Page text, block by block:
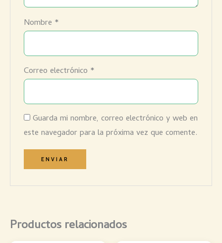
Nombre *
Correo electrónico *
Guarda mi nombre, correo electrónico y web en
este navegador para la próxima vez que comente.
Productos relacionados